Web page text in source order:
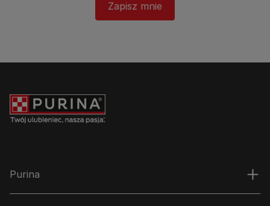
Zapisz mnie
Purina